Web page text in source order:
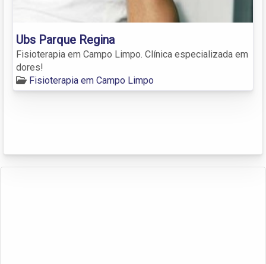
Ubs Parque Regina
Fisioterapia em Campo Limpo. Clínica especializada em
dores!
Fisioterapia em Campo Limpo